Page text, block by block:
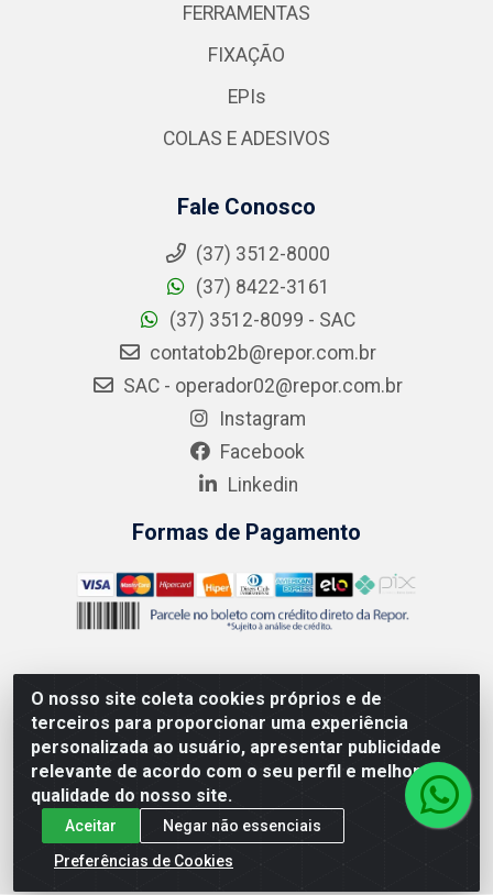
O nosso site coleta cookies próprios e de
terceiros para proporcionar uma experiência
personalizada ao usuário, apresentar publicidade
relevante de acordo com o seu perfil e melhorar a
qualidade do nosso site.
Aceitar
Negar não essenciais
Preferências de Cookies
FERRAMENTAS
FIXAÇÃO
EPIs
COLAS E ADESIVOS
Fale Conosco
(37) 3512-8000
(37) 8422-3161
(37) 3512-8099 - SAC
contatob2b@repor.com.br
SAC - operador02@repor.com.br
Instagram
Facebook
Linkedin
Formas de Pagamento
AMEV IMPORTADORA E DISTRIBUIDORA LTDA - Rodovia MG-
050 km 136 S/N - Cacôco de Cima, Divinópolis/MG - CEP
35.500-970 – CNPJ 41.747.346/0001-35